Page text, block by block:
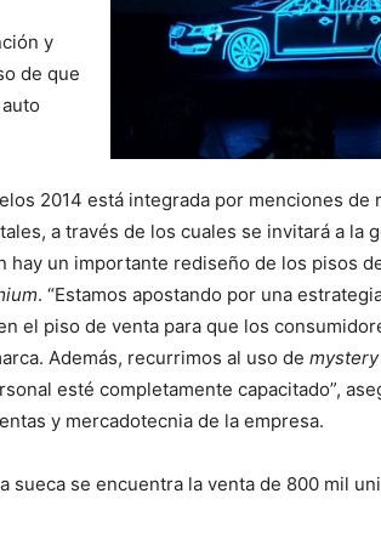
y
de que
2014 está integrada por menciones de
a través de los cuales se invitará a la
hay un importante rediseño de los pisos
. “Estamos apostando por una
el piso de venta para que los
Además, recurrimos al uso de
esté completamente capacitado”,
y mercadotecnia de la empresa.
sueca se encuentra la venta de 800 mil